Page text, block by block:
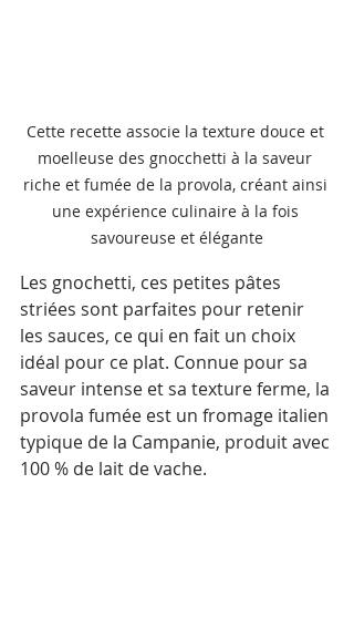
Cette recette associe la texture douce et
moelleuse des gnocchetti à la saveur
riche et fumée de la provola, créant ainsi
une expérience culinaire à la fois
savoureuse et élégante
Les gnochetti, ces petites pâtes
striées sont parfaites pour retenir
les sauces, ce qui en fait un choix
idéal pour ce plat. Connue pour sa
saveur intense et sa texture ferme, la
provola fumée est un fromage italien
typique de la Campanie, produit avec
100 % de lait de vache.